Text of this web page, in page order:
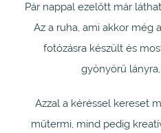
Pár nappal ezelőtt már
Az a ruha, ami akkor még
fotózásra készült és
gyönyörű
Azzal a kéréssel kereset
műtermi, mind pedig